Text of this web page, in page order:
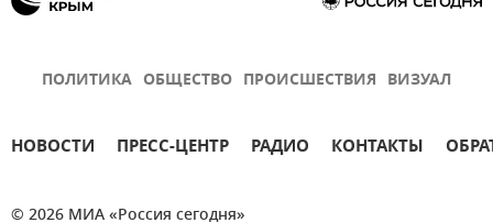
ПОЛИТИКА ОБЩЕСТВО ПРОИСШЕСТВИЯ ВИЗУАЛ
НОВОСТИ ПРЕСС-ЦЕНТР РАДИО КОНТАКТЫ
© 2026 МИА «Россия сегодня»